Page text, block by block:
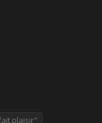
plaisir"